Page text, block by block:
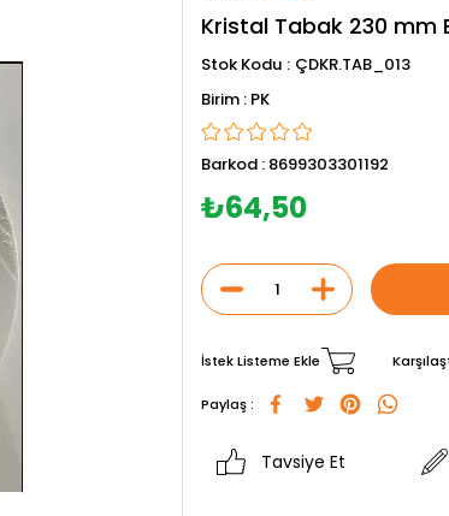
Kristal Tabak 230 mm
Stok Kodu
ÇDKR.TAB_013
PK
Barkod : 8699303301192
₺64,50
İstek Listeme Ekle
Paylaş :
Tavsiye Et